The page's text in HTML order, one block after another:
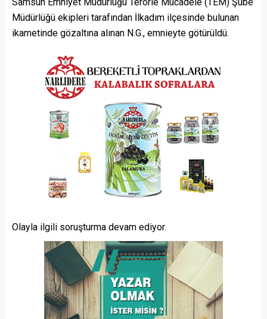
Müdürlüğü ekipleri tarafından İlkadım ilçesinde bulunan
ikametinde gözaltına alınan N.G., emnieyte götürüldü.
Olayla ilgili soruşturma devam ediyor.